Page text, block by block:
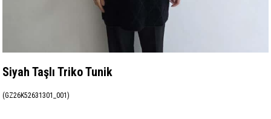
Siyah Taşlı Triko Tunik
(GZ26K52631301_001)